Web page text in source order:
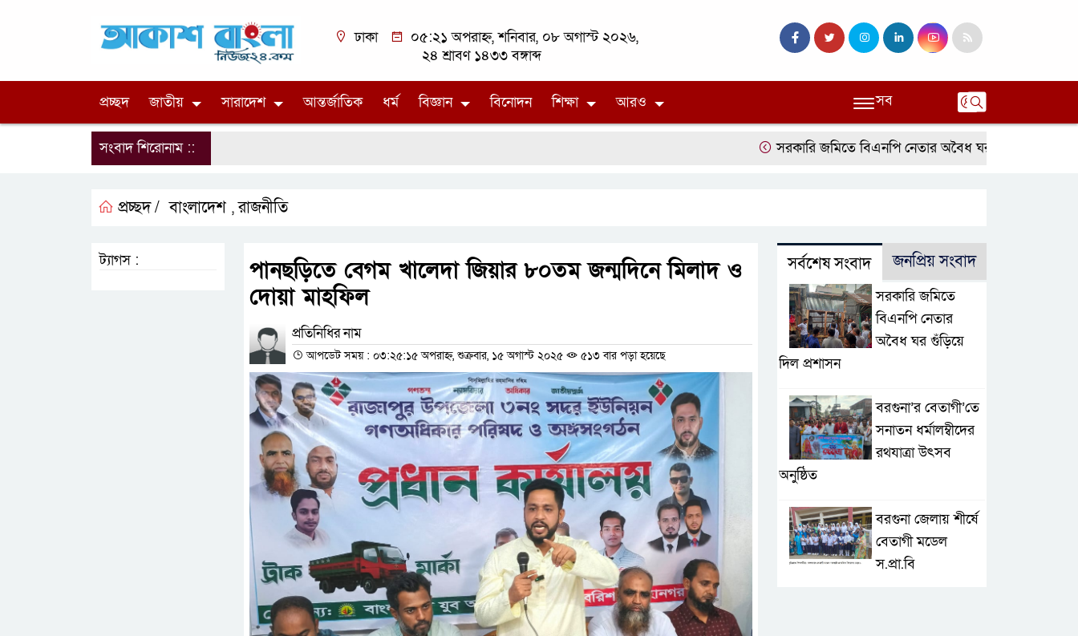
ঢাকা
০৫:২১ অপরাহ্ন, শনিবার, ০৮ অগাস্ট ২০২৬,
২৪ শ্রাবণ ১৪৩৩ বঙ্গাব্দ
প্রচ্ছদ জাতীয় সারাদেশ আন্তর্জাতিক ধর্ম বিজ্ঞান বিনোদন শিক্ষা আরও সব
সংবাদ শিরোনাম :: সরকারি জমিতে বিএনপি নেতার অবৈধ ঘর গুঁড়িয়ে দিল প্রশাসন
প্রচ্ছদ / বাংলাদেশ ,রাজনীতি
পানছড়িতে বেগম খালেদা জিয়ার ৮০তম জন্মদিনে মিলাদ ও
দোয়া মাহফিল
প্রতিনিধির নাম
আপডেট সময় : ০৩:২৫:১৫ অপরাহ্ন, শুক্রবার, ১৫ অগাস্ট ২০২৫ ৫১৩ বার পড়া হয়েছে
ট্যাগস : সর্বশেষ সংবাদ জনপ্রিয় সংবাদ
সরকারি জমিতে
বিএনপি নেতার
অবৈধ ঘর গুঁড়িয়ে
দিল প্রশাসন
বরগুনা’র বেতাগী’তে
সনাতন ধর্মালম্বীদের
রথযাত্রা উৎসব
অনুষ্ঠিত
বরগুনা জেলায় শীর্ষে
বেতাগী মডেল
স.প্রা.বি